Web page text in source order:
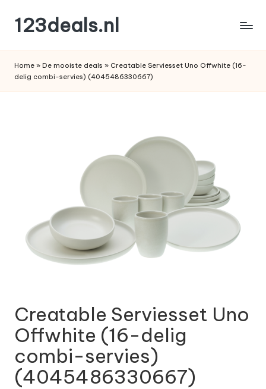
de
inhoud
123deals.nl
deals
Home » De mooiste deals » Creatable Serviesset Uno Offwhite (16-
delig combi-servies) (4045486330667)
Creatable Serviesset Uno
Offwhite (16-delig
combi-servies)
(4045486330667)